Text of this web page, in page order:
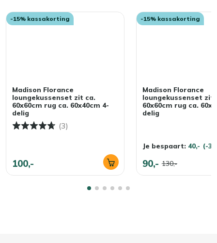
-15% kassakorting
Madison Florance
loungekussenset zit ca.
60x60cm rug ca. 60x40cm 4-
delig
(3)
100,-
-15% kassakorting
Madison Florance
loungekussenset zit
60x60cm rug ca.
delig
Je bespaart: 40,- (-
90,- 130,-